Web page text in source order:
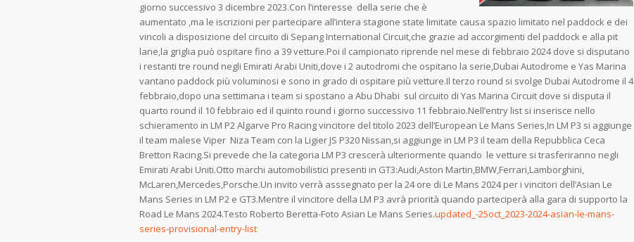
giorno successivo 3 dicembre 2023.Con l’interesse della serie che è
aumentato ,ma le iscrizioni per partecipare all’intera stagione state limitate causa spazio limitato nel paddock e dei
vincoli a disposizione del circuito di Sepang International Circuit,che grazie ad accorgimenti del paddock e alla pit
lane,la griglia può ospitare fino a 39 vetture.Poi il campionato riprende nel mese di febbraio 2024 dove si disputano
i restanti tre round negli Emirati Arabi Uniti,dove i 2 autodromi che ospitano la serie,Dubai Autodrome e Yas Marina
vantano paddock più voluminosi e sono in grado di ospitare più vetture.Il terzo round si svolge Dubai Autodrome il 4
febbraio,dopo una settimana i team si spostano a Abu Dhabi sul circuito di Yas Marina Circuit dove si disputa il
quarto round il 10 febbraio ed il quinto round i giorno successivo 11 febbraio.Nell’entry list si inserisce nello
schieramento in LM P2 Algarve Pro Racing vincitore del titolo 2023 dell’European Le Mans Series,In LM P3 si aggiunge
il team malese Viper Niza Team con la Ligier JS P320 Nissan,si aggiunge in LM P3 il team della Repubblica Ceca
Bretton Racing.Si prevede che la categoria LM P3 crescerà ulteriormente quando le vetture si trasferiranno negli
Emirati Arabi Uniti.Otto marchi automobilistici presenti in GT3:Audi,Aston Martin,BMW,Ferrari,Lamborghini,
McLaren,Mercedes,Porsche.Un invito verrà asssegnato per la 24 ore di Le Mans 2024 per i vincitori dell’Asian Le
Mans Series in LM P2 e GT3.Mentre il vincitore della LM P3 avrà priorità quando parteciperà alla gara di supporto la
Road Le Mans 2024.Testo Roberto Beretta-Foto Asian Le Mans Series.updated_-25oct_2023-2024-asian-le-mans-
series-provisional-entry-list